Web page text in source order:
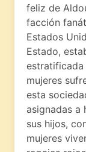
feliz de
facción
Estados
Estado,
estratificada
mujeres
esta
asignadas a
sus hijos,
mujeres